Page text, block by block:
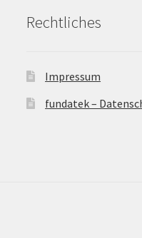
Rechtliches
Impressum
fundatek –